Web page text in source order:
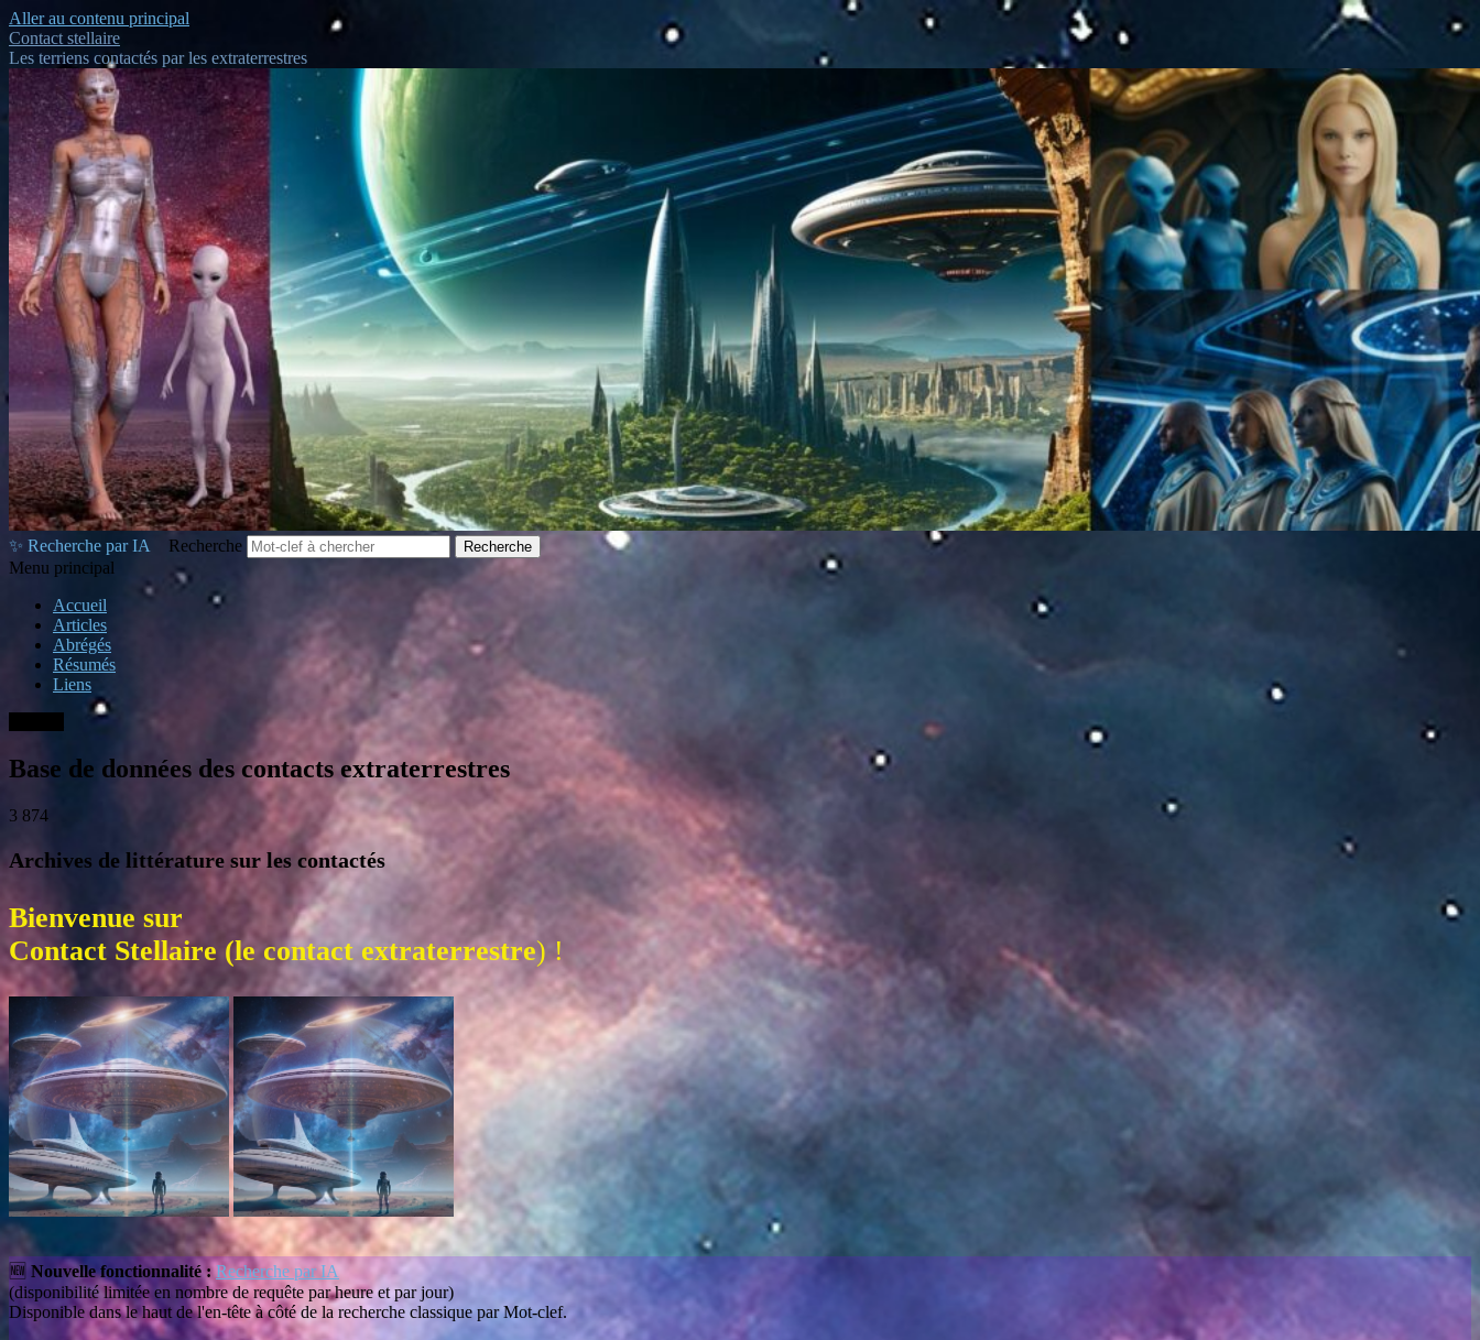
Aller au contenu principal
Contact stellaire
Les terriens contactés par les extraterrestres
✨ Recherche par IA
Recherche
Menu principal
Accueil
Articles
Abrégés
Résumés
Liens
Base de données des contacts extraterrestres
3 874
Archives de littérature sur les contactés
Bienvenue sur
Contact Stellaire (le contact extraterrestre) !
🆕 Nouvelle fonctionnalité : Recherche par IA
(disponibilité limitée en nombre de requête par heure et par jour)
Disponible dans le haut de l'en-tête à côté de la recherche classique par Mot-clef.